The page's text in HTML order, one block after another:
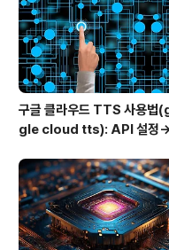
구글 클라우드 TTS 사용법
gle cloud tts): API 설정